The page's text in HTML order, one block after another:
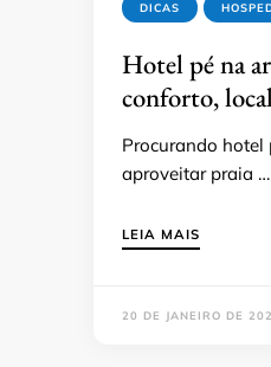
DICAS
Hotel pé na
conforto,
Procurando hotel
aproveitar praia …
LEIA MAIS
20 DE JANEIRO DE